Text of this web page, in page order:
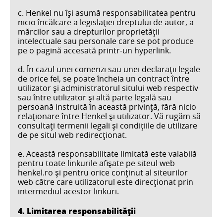
c. Henkel nu îşi asumă responsabilitatea pentru
nicio încălcare a legislației dreptului de autor, a
mărcilor sau a drepturilor proprietăţii
intelectuale sau personale care se pot produce
pe o pagină accesată printr-un hyperlink.
d. În cazul unei comenzi sau unei declaraţii legale
de orice fel, se poate încheia un contract între
utilizator şi administratorul sitului web respectiv
sau între utilizator şi altă parte legală sau
persoană instruită în această privinţă, fără nicio
relaţionare între Henkel şi utilizator. Vă rugăm să
consultaţi termenii legali şi condiţiile de utilizare
de pe situl web redirecţionat.
e. Această responsabilitate limitată este valabilă
pentru toate linkurile afișate pe siteul web
henkel.ro și pentru orice conținut al siteurilor
web către care utilizatorul este direcționat prin
intermediul acestor linkuri.
4. Limitarea responsabilității